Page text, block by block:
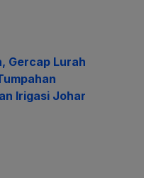
Gercap Lurah
Irigasi Johar